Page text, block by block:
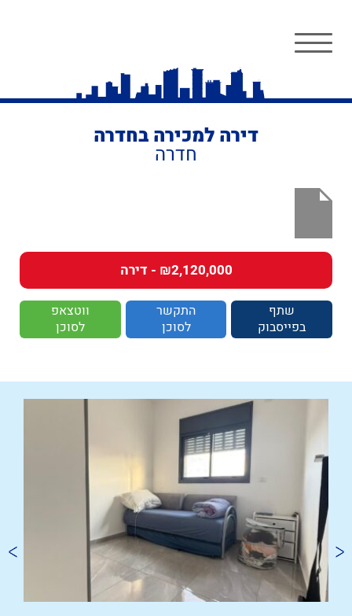
דירה למכירה בחדרה
חדרה
₪2,120,000 - דירה
שתף
בפייסבוק
התקשר
לסוכן
ווטצאפ
לסוכן